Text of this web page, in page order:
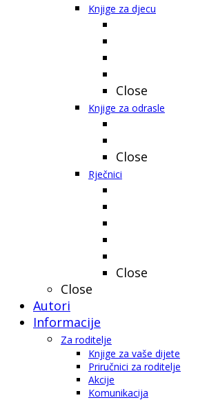
Knjige za djecu
Close
Knjige za odrasle
Close
Rječnici
Close
Close
Autori
Informacije
Za roditelje
Knjige za vaše dijete
Priručnici za roditelje
Akcije
Komunikacija